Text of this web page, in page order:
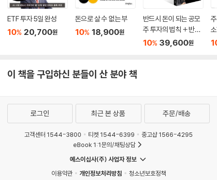
하는 키워드를 등록해두면 정기적으로 관련 정보가 메일로 전송됩니다.
Q. 장 볼 때 인터넷 최저가, 대용량 제품부터 집어요.
A. 특히 식품의 경우 대용량 제품을 사면 남아서 버릴 수 있습니다. 배송비
다.
A. ‘0원 강의’도 조심해야 하지만 그와 반대로 너무 비싼 강의를 듣는 것도
주의해야 합니다. 그만큼의 가치가 없는 경우도 생각보다 많습니다. 믿을
수 있는 전문가의 책부터 찾아보기를 강력하게 추천해요. 책은 분야에 상
관없이 기초 지식을 쌓기 좋은 수단입니다.
ETF 투자 5일 완성
10% 20,700원
돈으로 살 수 없는 부
10% 18,900원
반드시 돈이 되는 공모
주 투자의 법칙 + 반드
시 돈이 되는 조선주 투
10% 39,600원
이 책을 구입하신 분들이 산 분야 책
로그인 최근 본 상품 주문/배송
고객센터 1544-3800 티켓 1544-6399
중고샵 1566-4295
eBook 1:1문의/채팅상담
예스이십사(주) 사업자 정보
이용약관
개인정보처리방침
청소년보호정책